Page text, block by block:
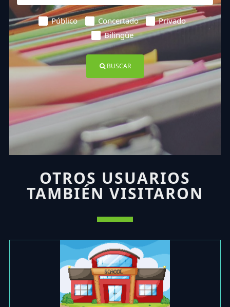
Público Concertado
Privado
Bilingüe
BUSCAR
OTROS USUARIOS
TAMBIÉN VISITARON